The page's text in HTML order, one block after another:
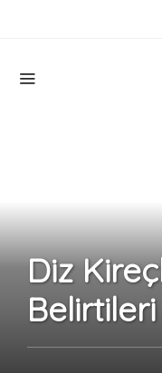
Diz
Belirtileri